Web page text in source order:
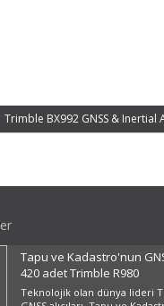
Trimble BX992 GNSS & Inertial
Tapu ve Kadastro'nun
420 adet Trimble R980
Tek­no­lo­jik olan dün­ya li­de­ri